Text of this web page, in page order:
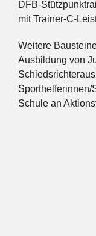
DFB-
mit Trainer-C-
Weitere
Ausbildung von
Sporthelferinnen/
Schule an